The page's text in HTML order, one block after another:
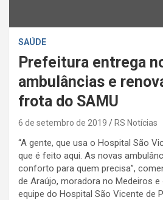
SAÚDE
Prefeitura entrega
ambulâncias e
frota do SAMU
6 de setembro de 2019 RS Notícias
“A gente, que usa o Hospital São
que é feito aqui. As novas
conforto para quem precisa”,
de Araújo, moradora no Medeiros
equipe do Hospital São Vicente de